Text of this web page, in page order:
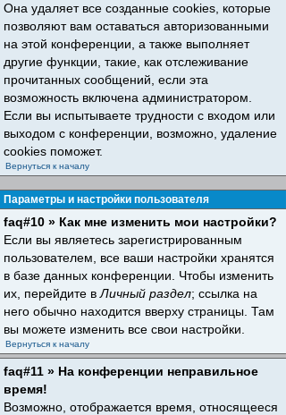
Она удаляет все созданные cookies, которые
позволяют вам оставаться авторизованными
на этой конференции, а также выполняет
другие функции, такие, как отслеживание
прочитанных сообщений, если эта
возможность включена администратором.
Если вы испытываете трудности с входом или
выходом с конференции, возможно, удаление
cookies поможет.
Вернуться к началу
Параметры и настройки пользователя
faq#10 » Как мне изменить мои настройки?
Если вы являетесь зарегистрированным
пользователем, все ваши настройки хранятся
в базе данных конференции. Чтобы изменить
их, перейдите в Личный раздел; ссылка на
него обычно находится вверху страницы. Там
вы можете изменить все свои настройки.
Вернуться к началу
faq#11 » На конференции неправильное
время!
Возможно, отображается время, относящееся